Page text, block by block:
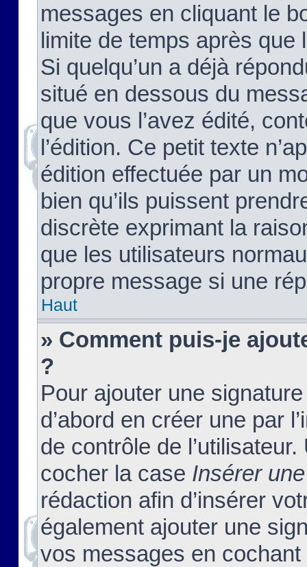
messages en cliquant le
limite de temps après que
Si quelqu’un a déjà
situé en dessous du
que vous l’avez édité,
l’édition. Ce petit texte
édition effectuée par un
bien qu’ils puissent
discrète exprimant la
que les utilisateurs
propre message si une
Haut
» Comment puis-je
?
Pour ajouter une
d’abord en créer une par
de contrôle de
cocher la case Insérer
rédaction afin d’insérer
également ajouter une
vos messages en